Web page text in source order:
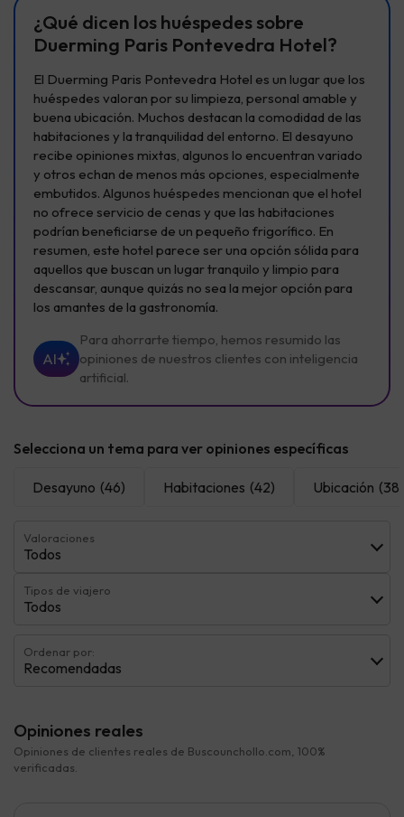
¿Qué dicen los huéspedes sobre
Duerming Paris Pontevedra Hotel?
El Duerming Paris Pontevedra Hotel es un lugar que los
huéspedes valoran por su limpieza, personal amable y
buena ubicación. Muchos destacan la comodidad de las
habitaciones y la tranquilidad del entorno. El desayuno
recibe opiniones mixtas, algunos lo encuentran variado
y otros echan de menos más opciones, especialmente
embutidos. Algunos huéspedes mencionan que el hotel
no ofrece servicio de cenas y que las habitaciones
podrían beneficiarse de un pequeño frigorífico. En
resumen, este hotel parece ser una opción sólida para
aquellos que buscan un lugar tranquilo y limpio para
descansar, aunque quizás no sea la mejor opción para
los amantes de la gastronomía.
AI
Para ahorrarte tiempo, hemos resumido las
opiniones de nuestros clientes con inteligencia
artificial.
Selecciona un tema para ver opiniones específicas
Desayuno (46) Habitaciones (42) Ubicación (38)
Valoraciones
Todos
Tipos de viajero
Todos
Ordenar por:
Recomendadas
Opiniones reales
Opiniones de clientes reales de Buscounchollo.com, 100%
verificadas.